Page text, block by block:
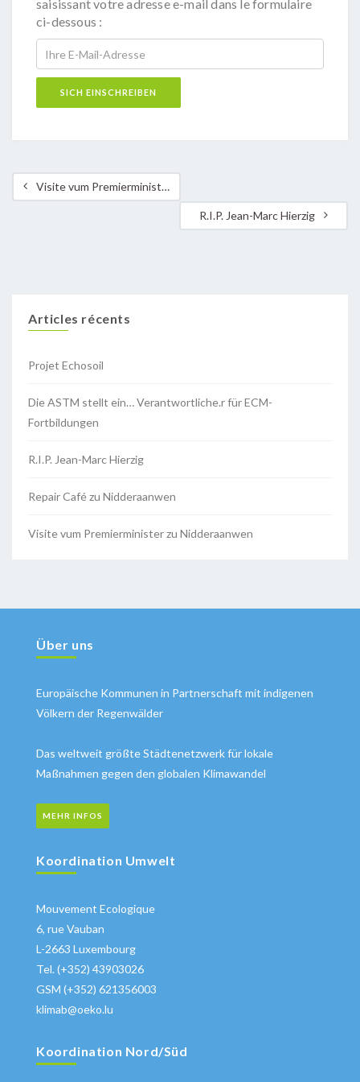
saisissant votre adresse e-mail dans le formulaire
ci-dessous :
Visite vum Premierminister zu Nidderaanwen
R.I.P. Jean-Marc Hierzig
Articles récents
Projet Echosoil
Die ASTM stellt ein… Verantwortliche.r für ECM-
Fortbildungen
R.I.P. Jean-Marc Hierzig
Repair Café zu Nidderaanwen
Visite vum Premierminister zu Nidderaanwen
Über uns
Europäische Kommunen in Partnerschaft mit indigenen
Völkern der Regenwälder
Das weltweit größte Städtenetzwerk für lokale
Maßnahmen gegen den globalen Klimawandel
MEHR INFOS
Koordination Umwelt
Mouvement Ecologique
6, rue Vauban
L-2663 Luxembourg
Tel. (+352) 43903026
GSM (+352) 621356003
klimab@oeko.lu
Koordination Nord/Süd